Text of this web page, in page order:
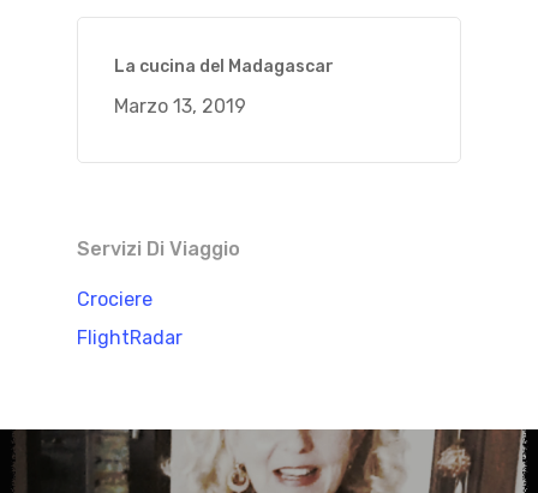
La cucina del Madagascar
Marzo 13, 2019
Servizi Di Viaggio
Crociere
FlightRadar